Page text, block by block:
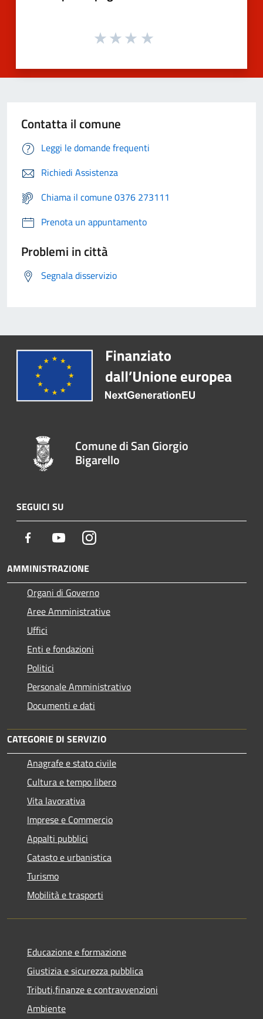
Contatta il comune
Leggi le domande frequenti
Richiedi Assistenza
Chiama il comune 0376 273111
Prenota un appuntamento
Problemi in città
Segnala disservizio
Comune di San Giorgio
Bigarello
SEGUICI SU
Facebook YoutubeInstagram
AMMINISTRAZIONE
Organi di Governo
Aree Amministrative
Uffici
Enti e fondazioni
Politici
Personale Amministrativo
Documenti e dati
CATEGORIE DI SERVIZIO
Anagrafe e stato civile
Cultura e tempo libero
Vita lavorativa
Imprese e Commercio
Appalti pubblici
Catasto e urbanistica
Turismo
Mobilità e trasporti
Educazione e formazione
Giustizia e sicurezza pubblica
Tributi,finanze e contravvenzioni
Ambiente